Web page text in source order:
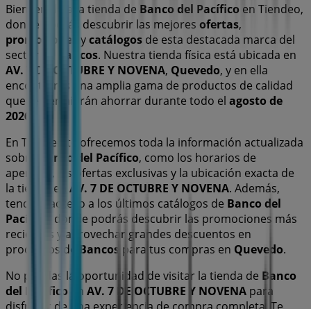
Bienvenido a la tienda de Banco del Pacífico en Tiendeo,
donde podrás descubrir las mejores ofertas,
promociones ycatálogos de esta destacada marca del
sector de
Bancos. Nuestra tienda física está ubicada en
AV. 7 DE OCTUBRE Y NOVENA, Quevedo, y en ella
encontrarás una amplia gama de productos de calidad
que te permitirán ahorrar durante todo el agosto de
2026
En Tiendeo te ofrecemos toda la información actualizada
sobre
Banco del Pacífico, como los horarios de
apertura, las ofertas exclusivas y la ubicación exacta de
la tienda en AV. 7 DE OCTUBRE Y NOVENA. Además,
tendrás acceso a los últimos catálogos de Banco del
Pacífico
, donde podrás descubrir las promociones más
recientes y aprovechar grandes descuentos en
productos de
Bancos para tus compras en Quevedo.
No pierdas la oportunidad de visitar la tienda de Banco
del Pacífico en AV. 7 DE OCTUBRE Y NOVENA para